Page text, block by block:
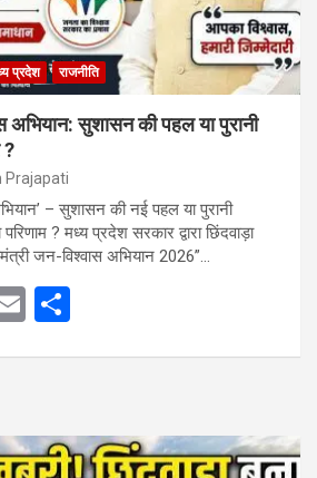
प्रदेश राजनीति
अभियान: सुशासन की पहल या पुरानी
?
Prajapati
– सुशासन की नई पहल या पुरानी
? मध्य प्रदेश सरकार द्वारा छिंदवाड़ा
जन-विश्वास अभियान 2026”…
E